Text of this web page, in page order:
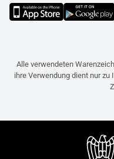
Alle verwendeten
ihre Verwendung dient nur